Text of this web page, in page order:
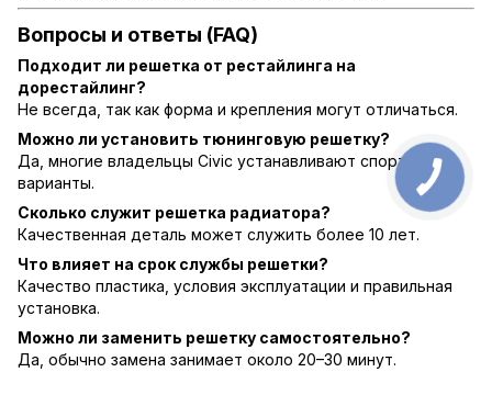
Вопросы и ответы (FAQ)
Подходит ли решетка от рестайлинга на
дорестайлинг?
Не всегда, так как форма и крепления могут отличаться.
Можно ли установить тюнинговую решетку?
Да, многие владельцы Civic устанавливают спортивные
варианты.
Сколько служит решетка радиатора?
Качественная деталь может служить более 10 лет.
Что влияет на срок службы решетки?
Качество пластика, условия эксплуатации и правильная
установка.
Можно ли заменить решетку самостоятельно?
Да, обычно замена занимает около 20–30 минут.